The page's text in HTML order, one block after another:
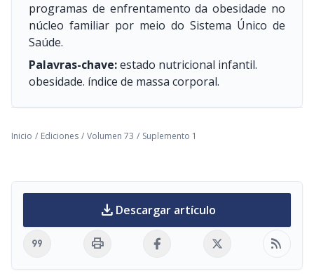
programas de enfrentamento da obesidade no
núcleo familiar por meio do Sistema Único de
Saúde.
Palavras-chave:estado nutricional infantil.
obesidade. índice de massa corporal.
Inicio / Ediciones / Volumen 73 / Suplemento 1
download Descargar artículo
format_quote print rss_feed